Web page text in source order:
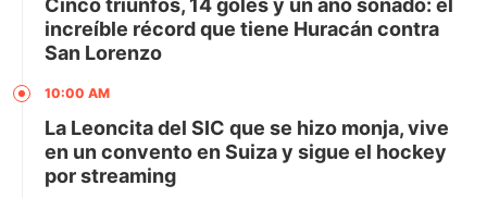
increíble récord que tiene Huracán contra
San Lorenzo
10:00 AM
La Leoncita del SIC que se hizo monja, vive
en un convento en Suiza y sigue el hockey
por streaming